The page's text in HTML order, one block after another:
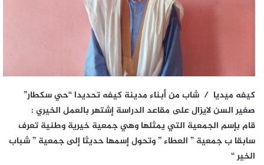
كيفه ميديا / شاب من أبناء مدينة كيفه تحديدا “حي سكطار”
صغير السن لايزال على مقاعد الدراسة إشتهر بالعمل الخيري :
قام بإسم الجمعية التي يمثلها وهي جمعية خيرية وطنية تعرف
سابقا ب جمعية ” العطاء ” وتحول إسمها حديثا إلى جمعية ” شباب
الخير “